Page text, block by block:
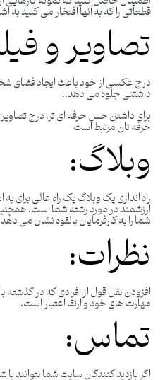
قطعاتی را که به آنها افتخار می کنید به
تصاویر و
درج عکسی از خود باعث ایجاد فضای
داشتنی جلوه می دهد..
برای داشتن حس حرفه ای تر، درج تصاویر
حرفه تان مرتبط است
وبلاگ:
راه اندازی یک وبلاگ یک راه عالی برای
ارزشمند در مورد رشته شما است.
شما را به کارفرمایان بالقوه نشان می دهد.
نظرات:
افزودن نقل قول از افرادی که در گذشته با
مهارت های خود و ارتقا اعتبار است.
تماس:
اگر بازدید کنندگان سایت شما نتوانند